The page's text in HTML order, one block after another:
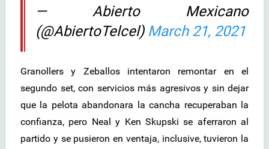
— Abierto Mexicano
(@AbiertoTelcel) March 21, 2021
Granollers y Zeballos intentaron remontar en el
segundo set, con servicios más agresivos y sin dejar
que la pelota abandonara la cancha recuperaban la
confianza, pero Neal y Ken Skupski se aferraron al
partido y se pusieron en ventaja, inclusive, tuvieron la